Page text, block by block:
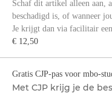
Schaf dit artikel alleen aan,
beschadigd is, of wanneer
Je krijgt dan via facilitair
€ 12,50
Gratis CJP-pas voor mbo-
Met CJP krijg je de